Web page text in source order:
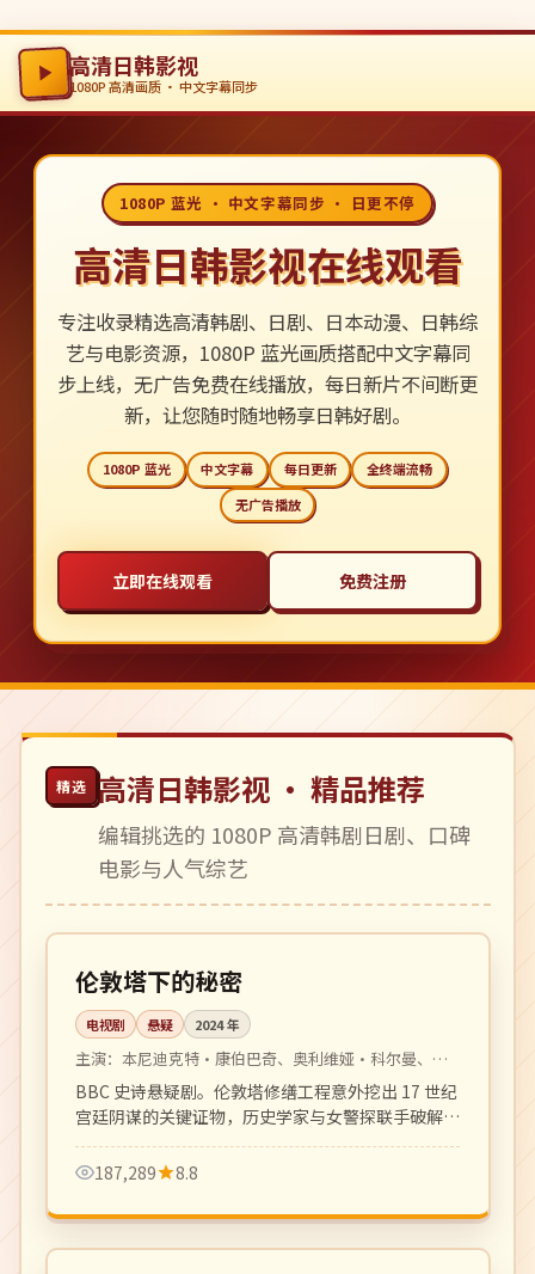
高清日韩影视
1080P 高清画质 · 中文字幕同步
1080P 蓝光 · 中文字幕同步 · 日更不停
高清日韩影视在线观看
专注收录精选高清韩剧、日剧、日本动漫、日韩综
艺与电影资源，1080P 蓝光画质搭配中文字幕同
步上线，无广告免费在线播放，每日新片不间断更
新，让您随时随地畅享日韩好剧。
1080P 蓝光 中文字幕 每日更新
全终端流畅
无广告播放
立即在线观看 免费注册
精选 高清日韩影视 · 精品推荐
编辑挑选的 1080P 高清韩剧日剧、口碑
电影与人气综艺
英国
4K
伦敦塔下的秘密
电视剧 悬疑 2024年
主演： 本尼迪克特·康伯巴奇、奥利维娅·科尔曼、马
克·里朗斯
BBC 史诗悬疑剧。伦敦塔修缮工程意外挖出 17 世纪
宫廷阴谋的关键证物，历史学家与女警探联手破解四
百年悬案。
187,289
8.8
4K 全 4 集